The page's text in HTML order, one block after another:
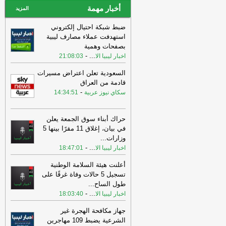
أخبار مهمة المزيد
ضبط شبكة احتيال إلكتروني
استهدفت عملاء مصارف ليبية
بصفحات وهمية
اخبار ليبيا الا...
-
21:08:03
السعودية تعلن اعتراض مسيرات
قادمة من العراق
سكاي نيوز عربية -
14:34:51
حراك أبناء سوق الجمعة يعلن
في بيان، إغلاق 11 مقرًا بينها 5
وزارات...
اخبار ليبيا الا...
-
18:47:01
أعلنت هيئة السلامة الوطنية
تسجيل 5 حالات وفاة غرقًا على
طول الساح...
اخبار ليبيا الا...
-
18:03:40
جهاز مكافحة الهجرة غير
الشرعية يضبط 109 مهاجرين